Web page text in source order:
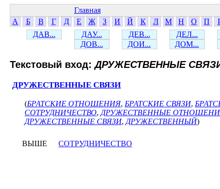
Главная
А
Б В Г Д Е Ж З И Й К Л М Н О П
ДАВ...
ДАУ... ДЕВ...
ДЕЛ...
ДОВ...
ДОИ... ДОМ...
Текстовый вход:ДРУЖЕСТВЕННЫЕ
ДРУЖЕСТВЕННЫЕ СВЯЗИ
(БРАТСКИЕ ОТНОШЕНИЯ, БРАТСКИЕ СВЯЗИ,
СОТРУДНИЧЕСТВО, ДРУЖЕСТВЕННЫЕ
ДРУЖЕСТВЕННЫЕ СВЯЗИ, ДРУЖЕСТВЕННЫЙ)
ВЫШЕ СОТРУДНИЧЕСТВО